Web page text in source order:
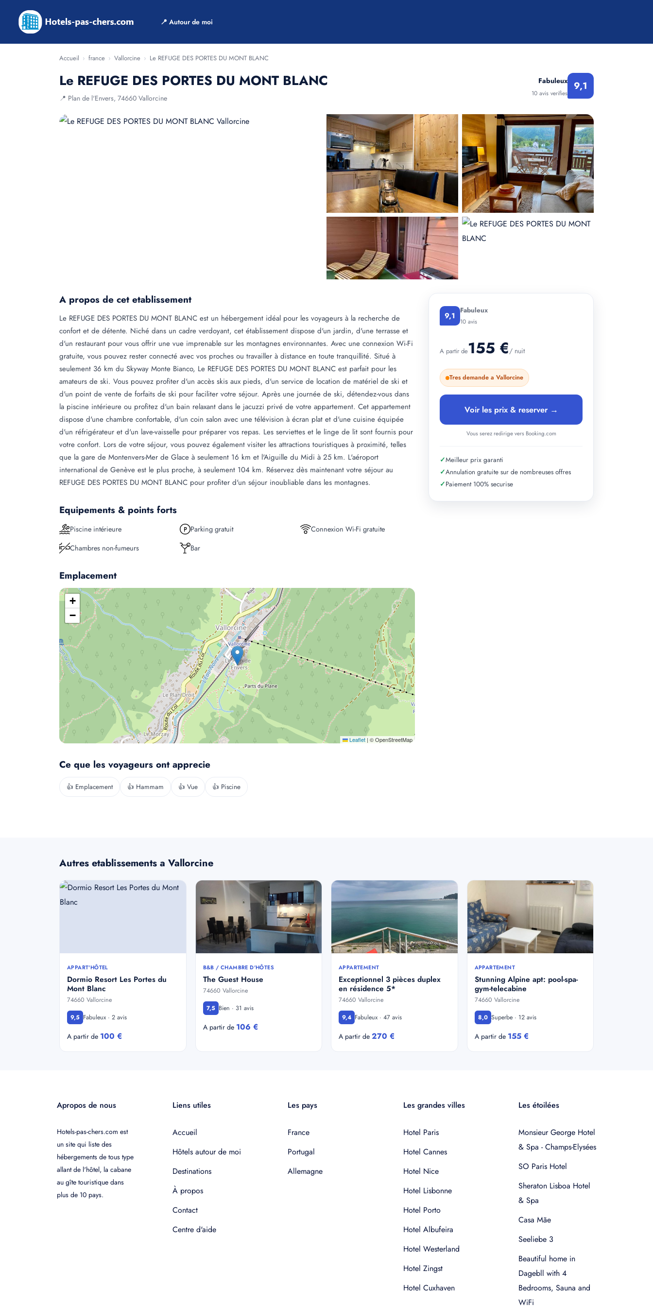
📍 Autour de moi
Accueil › france › Vallorcine › Le REFUGE DES PORTES DU MONT BLANC
Le REFUGE DES PORTES DU MONT BLANC
📍 Plan de l'Envers, 74660 Vallorcine
Fabuleux
10 avis verifies
9,1
+ 2 photos
A propos de cet etablissement
Le REFUGE DES PORTES DU MONT BLANC est un hébergement idéal pour les voyageurs à la recherche de
confort et de détente. Niché dans un cadre verdoyant, cet établissement dispose d'un jardin, d'une terrasse et
d'un restaurant pour vous offrir une vue imprenable sur les montagnes environnantes. Avec une connexion Wi-Fi
gratuite, vous pouvez rester connecté avec vos proches ou travailler à distance en toute tranquillité. Situé à
seulement 36 km du Skyway Monte Bianco, Le REFUGE DES PORTES DU MONT BLANC est parfait pour les
amateurs de ski. Vous pouvez profiter d'un accès skis aux pieds, d'un service de location de matériel de ski et
d'un point de vente de forfaits de ski pour faciliter votre séjour. Après une journée de ski, détendez-vous dans
la piscine intérieure ou profitez d'un bain relaxant dans le jacuzzi privé de votre appartement. Cet appartement
dispose d'une chambre confortable, d'un coin salon avec une télévision à écran plat et d'une cuisine équipée
d'un réfrigérateur et d'un lave-vaisselle pour préparer vos repas. Les serviettes et le linge de lit sont fournis pour
votre confort. Lors de votre séjour, vous pouvez également visiter les attractions touristiques à proximité, telles
que la gare de Montenvers-Mer de Glace à seulement 16 km et l'Aiguille du Midi à 25 km. L'aéroport
international de Genève est le plus proche, à seulement 104 km. Réservez dès maintenant votre séjour au
REFUGE DES PORTES DU MONT BLANC pour profiter d'un séjour inoubliable dans les montagnes.
Equipements & points forts
Piscine intérieure Parking gratuit
Connexion Wi-Fi gratuite
Chambres non-fumeurs
Bar
Emplacement
+
−
Leaflet | © OpenStreetMap
Ce que les voyageurs ont apprecie
👍 Emplacement 👍 Hammam 👍 Vue 👍 Piscine
9,1 Fabuleux
10 avis
A partir de155 €/ nuit
Tres demande a Vallorcine
Voir les prix & reserver →
Vous serez redirige vers Booking.com
✓Meilleur prix garanti
✓Annulation gratuite sur de nombreuses offres
✓Paiement 100% securise
Autres etablissements a Vallorcine
APPART'HÔTEL
Dormio Resort Les Portes du
Mont Blanc
74660 Vallorcine
9,5 Fabuleux · 2 avis
A partir de 100 €
B&B / CHAMBRE D'HÔTES
The Guest House
74660 Vallorcine
7,5 Bien · 31 avis
A partir de 106 €
APPARTEMENT
Exceptionnel 3 pièces duplex
en résidence 5*
74660 Vallorcine
9,4 Fabuleux · 47 avis
A partir de 270 €
APPARTEMENT
Stunning Alpine apt: pool-spa-
gym-telecabine
74660 Vallorcine
8,0 Superbe · 12 avis
A partir de 155 €
Apropos de nous
Hotels-pas-chers.com est
un site qui liste des
hébergements de tous type
allant de l'hôtel, la cabane
au gîte touristique dans
plus de 10 pays.
Liens utiles
Accueil
Hôtels autour de moi
Destinations
À propos
Contact
Centre d'aide
Les pays
France
Portugal
Allemagne
Les grandes villes
Hotel Paris
Hotel Cannes
Hotel Nice
Hotel Lisbonne
Hotel Porto
Hotel Albufeira
Hotel Westerland
Hotel Zingst
Hotel Cuxhaven
Les étoilées
Monsieur George Hotel
& Spa - Champs-Elysées
SO Paris Hotel
Sheraton Lisboa Hotel
& Spa
Casa Mãe
Seeliebe 3
Beautiful home in
Dagebll with 4
Bedrooms, Sauna and
WiFi